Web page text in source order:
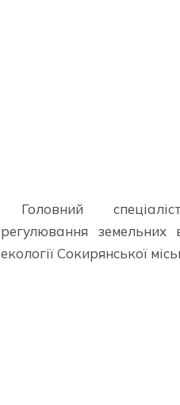
Головний
регулювання земельних
екології Сокирянської